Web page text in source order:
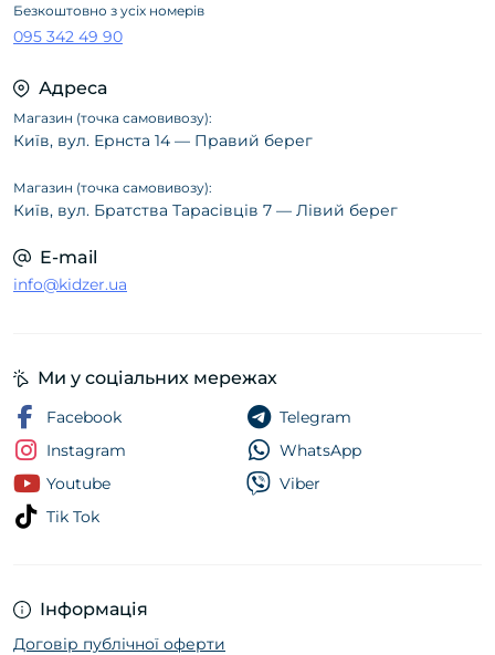
Безкоштовно з усіх номерів
095 342 49 90
Адреса
Магазин (точка самовивозу):
Київ, вул. Ернста 14 — Правий берег
Магазин (точка самовивозу):
Київ, вул. Братства Тарасівців 7 — Лівий берег
E-mail
info@kidzer.ua
Інформація
Договір публічної оферти
Ми у соціальних мережах
Facebook
Instagram
Youtube
Tik Tok
Telegram
WhatsApp
Viber